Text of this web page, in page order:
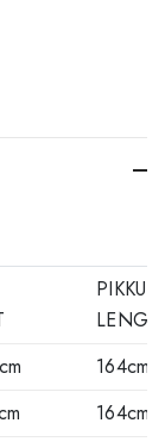
PIKKUS
164cm
164cm